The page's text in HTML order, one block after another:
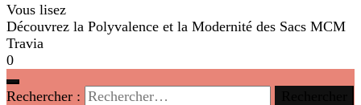
Vous lisez
Découvrez la Polyvalence et la Modernité des Sacs MCM
Travia
0
Rechercher :